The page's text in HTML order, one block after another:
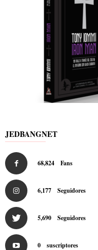
JEDBANGNET
68,824 Fans
6,177 Seguidores
5,690 Seguidores
0 suscriptores